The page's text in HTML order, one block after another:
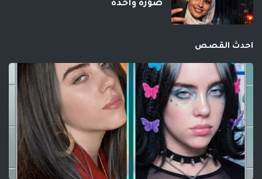
صورة واحدة
احدث القصص